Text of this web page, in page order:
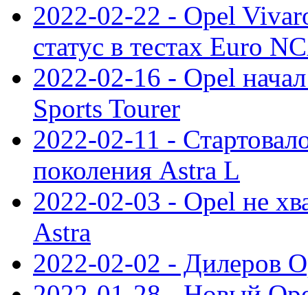
2022-02-22 - Opel
статус в тестах Euro
2022-02-16 - Opel
Sports Tourer
2022-02-11 -
поколения Astra L
2022-02-03 - Opel не
Astra
2022-02-02 - Дилеров